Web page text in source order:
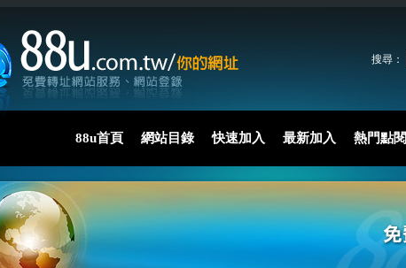
搜尋：
88u首頁 網站目錄 快速加入 最新加入 熱門點閱